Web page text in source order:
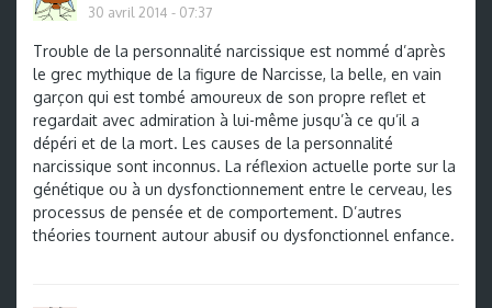
30 avril 2014 - 07:37
Trouble de la personnalité narcissique est nommé d’après
le grec mythique de la figure de Narcisse, la belle, en vain
garçon qui est tombé amoureux de son propre reflet et
regardait avec admiration à lui-même jusqu’à ce qu’il a
dépéri et de la mort. Les causes de la personnalité
narcissique sont inconnus. La réflexion actuelle porte sur la
génétique ou à un dysfonctionnement entre le cerveau, les
processus de pensée et de comportement. D’autres
théories tournent autour abusif ou dysfonctionnel enfance.